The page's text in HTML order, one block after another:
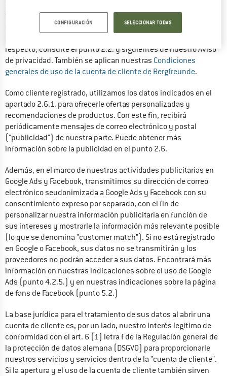
facturación y entrega). Además, puede valorar los productos
de nuestra oferta, realizar preguntas abiertas al público sobre
respecto, consulte el punto 2.2. y siguientes de nuestro Aviso
de privacidad. También se aplican nuestras Condiciones
generales de uso de la cuenta de cliente de Bergfreunde.
Como cliente registrado, utilizamos los datos indicados en el
apartado 2.6.1. para ofrecerle ofertas personalizadas y
recomendaciones de productos. Con este fin, recibirá
periódicamente mensajes de correo electrónico y postal
("publicidad") de nuestra parte. Puede obtener más
información sobre la publicidad en el punto 2.6.
Además, en el marco de nuestras actividades publicitarias en
Google Ads y Facebook, transmitimos su dirección de correo
electrónico seudonimizada a Google Ads y Facebook con su
consentimiento expreso por separado, con el fin de
personalizar nuestra información publicitaria en función de
sus intereses y mostrarle la información más relevante posible
(lo que se denomina "customer match"). Si no está registrado
en Google o Facebook, sus datos no se transmitirán y los
proveedores no podrán acceder a sus datos. Encontrará más
información en nuestras indicaciones sobre el uso de Google
Ads (punto 4.2.5.) y en nuestras indicaciones sobre la página
de fans de Facebook (punto 5.2.)
La base jurídica para el tratamiento de sus datos al abrir una
cuenta de cliente es, por un lado, nuestro interés legítimo de
conformidad con el art. 6 (1) letra f de la Regulación general de
la protección de datos alemana (DSGVO) para proporcionarle
nuestros servicios y servicios dentro de la "cuenta de cliente".
Si la apertura y el uso de la cuenta de cliente también sirven
CONFIGURACIÓN SELECCIONAR TODAS